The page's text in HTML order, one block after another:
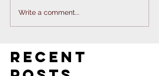
Write a comment...
Recent